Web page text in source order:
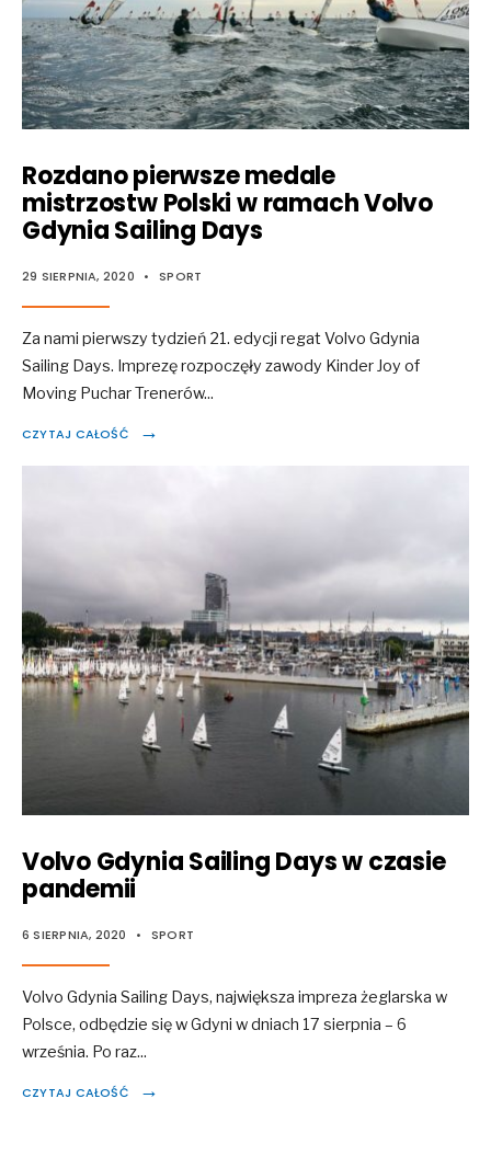
Rozdano pierwsze medale
mistrzostw Polski w ramach Volvo
Gdynia Sailing Days
29 SIERPNIA, 2020 • SPORT
Za nami pierwszy tydzień 21. edycji regat Volvo Gdynia
Sailing Days. Imprezę rozpoczęły zawody Kinder Joy of
Moving Puchar Trenerów...
CZYTAJ CAŁOŚĆ →
Volvo Gdynia Sailing Days w czasie
pandemii
6 SIERPNIA, 2020 • SPORT
Volvo Gdynia Sailing Days, największa impreza żeglarska w
Polsce, odbędzie się w Gdyni w dniach 17 sierpnia – 6
września. Po raz...
CZYTAJ CAŁOŚĆ →